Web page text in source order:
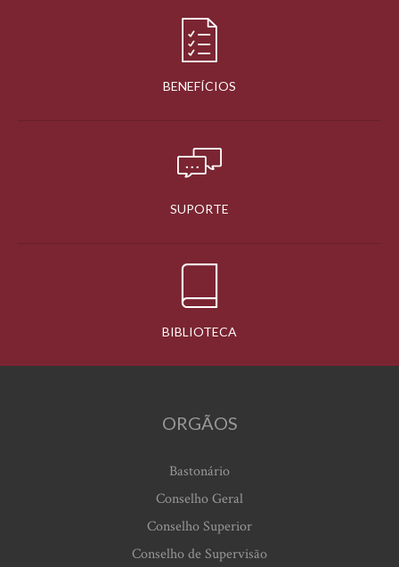
BENEFÍCIOS
SUPORTE
BIBLIOTECA
ORGÃOS
Bastonário
Conselho Geral
Conselho Superior
Conselho de Supervisão